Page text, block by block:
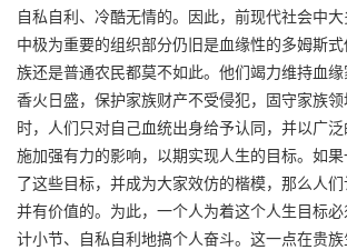
自私自利、冷酷无情的。因此，前现代社会中
中极为重要的组织部分仍旧是血缘性的多姆斯
族还是普通农民都莫不如此。他们竭力维持血缘
香火日盛，保护家族财产不受侵犯，固守家族
时，人们只对自己血统出身给予认同，并以广泛
施加强有力的影响，以期实现人生的目标。如
了这些目标，并成为大家效仿的楷模，那么人
并有价值的。为此，一个人为着这个人生目标
计小节、自私自利地搞个人奋斗。这一点在贵